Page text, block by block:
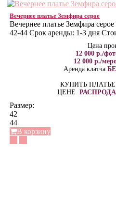
Вечернее платье Земфира серое
Вечернее платье Земфира
42-44 Срок аренды: 1-3 дня
Цена
12 000 р./
12 000 р./
Аренда клатча
КУПИТЬ
ЦЕНЕ
Размер:
42
44
В корзину